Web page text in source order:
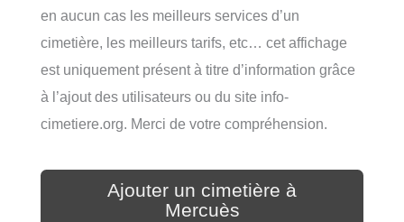
en aucun cas les meilleurs services d’un
cimetière, les meilleurs tarifs, etc… cet affichage
est uniquement présent à titre d’information grâce
à l’ajout des utilisateurs ou du site info-
cimetiere.org. Merci de votre compréhension.
Ajouter un cimetière à
Mercuès